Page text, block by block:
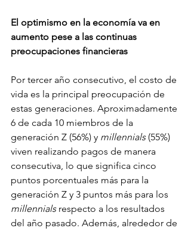
El optimismo en la economía va en
aumento pese a las continuas
preocupaciones financieras
Por tercer año consecutivo, el costo de
vida es la principal preocupación de
estas generaciones. Aproximadamente
6 de cada 10 miembros de la
generación Z (56%) y millennials (55%)
viven realizando pagos de manera
consecutiva, lo que significa cinco
puntos porcentuales más para la
generación Z y 3 puntos más para los
millennials respecto a los resultados
del año pasado. Además, alrededor de